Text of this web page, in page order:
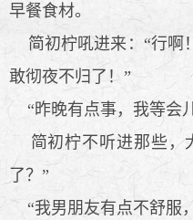
早餐食材。
简初柠吼进来：“行啊
敢彻夜不归了！”
“昨晚有点事，我等会
简初柠不听进那些，
了？”
“我男朋友有点不舒服